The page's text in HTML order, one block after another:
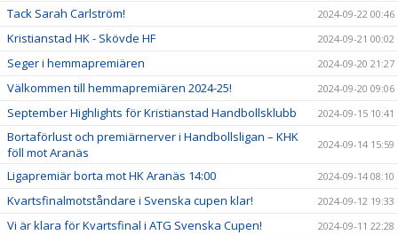
Tack Sarah Carlström! 2024-09-22 00:46
Kristianstad HK - Skövde HF 2024-09-21 00:02
Seger i hemmapremiären 2024-09-20 21:27
Välkommen till hemmapremiären 2024-25! 2024-09-20 09:06
September Highlights för Kristianstad Handbollsklubb 2024-09-15 10:41
Bortaförlust och premiärnerver i Handbollsligan – KHK
föll mot Aranäs
2024-09-14 15:59
Ligapremiär borta mot HK Aranäs 14:00 2024-09-14 08:10
Kvartsfinalmotståndare i Svenska cupen klar! 2024-09-12 19:33
Vi är klara för Kvartsfinal i ATG Svenska Cupen! 2024-09-11 22:28